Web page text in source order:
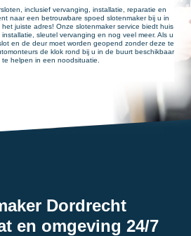
inclusief vervanging, installatie, reparatie en
naar een betrouwbare spoed slotenmaker bij u in
juiste adres! Onze slotenmaker service biedt huis
sleutel vervanging en nog veel meer. Als u
en de deur moet worden geopend zonder deze te
de klok rond bij u in de buurt beschikbaar
te helpen in een noodsituatie.
Dordrecht
en omgeving 24/7